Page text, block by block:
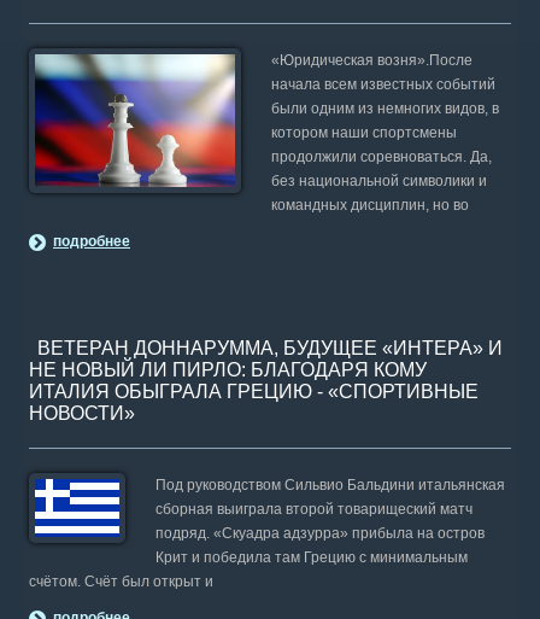
«Юридическая возня».После
начала всем известных событий
были одним из немногих видов, в
котором наши спортсмены
продолжили соревноваться. Да,
без национальной символики и
командных дисциплин, но во
подробнее
ВЕТЕРАН ДОННАРУММА, БУДУЩЕЕ «ИНТЕРА» И
НЕ НОВЫЙ ЛИ ПИРЛО: БЛАГОДАРЯ КОМУ
ИТАЛИЯ ОБЫГРАЛА ГРЕЦИЮ - «СПОРТИВНЫЕ
НОВОСТИ»
Под руководством Сильвио Бальдини итальянская
сборная выиграла второй товарищеский матч
подряд. «Скуадра адзурра» прибыла на остров
Крит и победила там Грецию с минимальным
счётом. Счёт был открыт и